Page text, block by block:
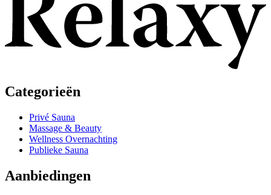
Categorieën
Privé Sauna
Massage & Beauty
Wellness Overnachting
Publieke Sauna
Aanbiedingen